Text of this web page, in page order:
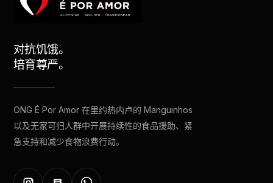
对抗饥饿。
培育尊严。
ONG É Por Amor 在里约热内卢的 Manguinhos
以及无家可归人群中开展持续性的食品援助、紧
急支持和减少食物浪费行动。